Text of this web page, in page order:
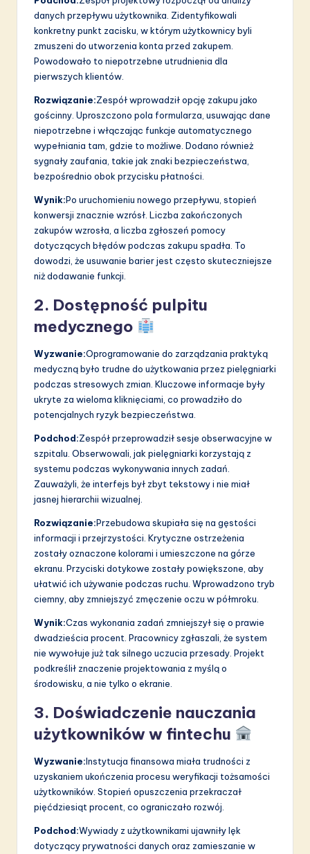
danych przepływu użytkownika. Zidentyfikowali
konkretny punkt zacisku, w którym użytkownicy byli
zmuszeni do utworzenia konta przed zakupem.
Powodowało to niepotrzebne utrudnienia dla
pierwszych klientów.
Rozwiązanie:Zespół wprowadził opcję zakupu jako
gościnny. Uproszczono pola formularza, usuwając dane
niepotrzebne i włączając funkcje automatycznego
wypełniania tam, gdzie to możliwe. Dodano również
sygnały zaufania, takie jak znaki bezpieczeństwa,
bezpośrednio obok przycisku płatności.
Wynik:Po uruchomieniu nowego przepływu, stopień
konwersji znacznie wzrósł. Liczba zakończonych
zakupów wzrosła, a liczba zgłoszeń pomocy
dotyczących błędów podczas zakupu spadła. To
dowodzi, że usuwanie barier jest często skuteczniejsze
niż dodawanie funkcji.
2. Dostępność pulpitu
medycznego
Wyzwanie:Oprogramowanie do zarządzania praktyką
medyczną było trudne do użytkowania przez pielęgniarki
podczas stresowych zmian. Kluczowe informacje były
ukryte za wieloma kliknięciami, co prowadziło do
potencjalnych ryzyk bezpieczeństwa.
Podchod:Zespół przeprowadził sesje obserwacyjne w
szpitalu. Obserwowali, jak pielęgniarki korzystają z
systemu podczas wykonywania innych zadań.
Zauważyli, że interfejs był zbyt tekstowy i nie miał
jasnej hierarchii wizualnej.
Rozwiązanie:Przebudowa skupiała się na gęstości
informacji i przejrzystości. Krytyczne ostrzeżenia
zostały oznaczone kolorami i umieszczone na górze
ekranu. Przyciski dotykowe zostały powiększone, aby
ułatwić ich używanie podczas ruchu. Wprowadzono tryb
ciemny, aby zmniejszyć zmęczenie oczu w półmroku.
Wynik:Czas wykonania zadań zmniejszył się o prawie
dwadzieścia procent. Pracownicy zgłaszali, że system
nie wywołuje już tak silnego uczucia przesady. Projekt
podkreślił znaczenie projektowania z myślą o
środowisku, a nie tylko o ekranie.
3. Doświadczenie nauczania
użytkowników w fintechu
Wyzwanie:Instytucja finansowa miała trudności z
uzyskaniem ukończenia procesu weryfikacji tożsamości
użytkowników. Stopień opuszczenia przekraczał
pięćdziesiąt procent, co ograniczało rozwój.
Podchod:Wywiady z użytkownikami ujawniły lęk
dotyczący prywatności danych oraz zamieszanie w